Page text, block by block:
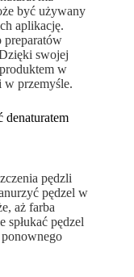
być używany
aplikację.
preparatów
swojej
w
w przemyśle.
denaturatem
pędzli
pędzel w
aż farba
spłukać pędzel